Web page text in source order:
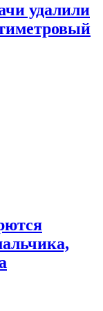
удалили